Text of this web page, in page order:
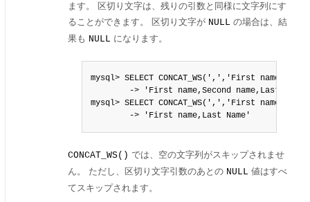
ます。 区切り文字は、残りの引数と同様に文字列にす
ることができます。 区切り文字が NULL の場合は、結
果も NULL になります。
mysql> SELECT CONCAT_WS(',','First
        -> 'First name,Second name,Last Name'
mysql> SELECT CONCAT_WS(',','First
        -> 'First name,Last Name'
CONCAT_WS() では、空の文字列がスキップされませ
ん。 ただし、区切り文字引数のあとの NULL 値はすべ
てスキップされます。